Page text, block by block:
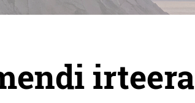
irteera